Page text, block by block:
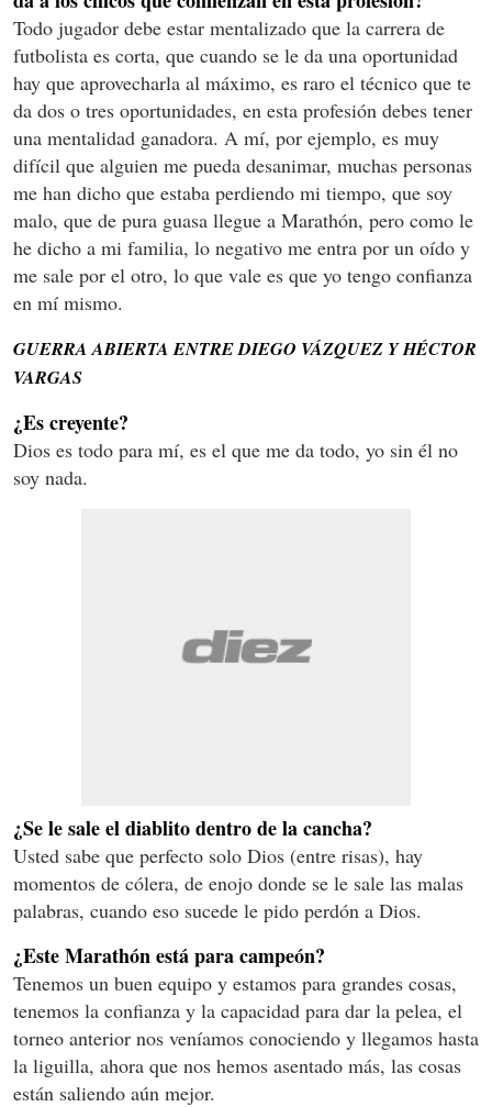
Todo jugador debe estar mentalizado que la carrera de
futbolista es corta, que cuando se le da una oportunidad
hay que aprovecharla al máximo, es raro el técnico que te
da dos o tres oportunidades, en esta profesión debes tener
una mentalidad ganadora. A mí, por ejemplo, es muy
difícil que alguien me pueda desanimar, muchas personas
me han dicho que estaba perdiendo mi tiempo, que soy
malo, que de pura guasa llegue a Marathón, pero como le
he dicho a mi familia, lo negativo me entra por un oído y
me sale por el otro, lo que vale es que yo tengo confianza
en mí mismo.
GUERRA ABIERTA ENTRE DIEGO VÁZQUEZ Y HÉCTOR
VARGAS
¿Es creyente?
Dios es todo para mí, es el que me da todo, yo sin él no
soy nada.
¿Se le sale el diablito dentro de la cancha?
Usted sabe que perfecto solo Dios (entre risas), hay
momentos de cólera, de enojo donde se le sale las malas
palabras, cuando eso sucede le pido perdón a Dios.
¿Este Marathón está para campeón?
Tenemos un buen equipo y estamos para grandes cosas,
tenemos la confianza y la capacidad para dar la pelea, el
torneo anterior nos veníamos conociendo y llegamos hasta
la liguilla, ahora que nos hemos asentado más, las cosas
están saliendo aún mejor.